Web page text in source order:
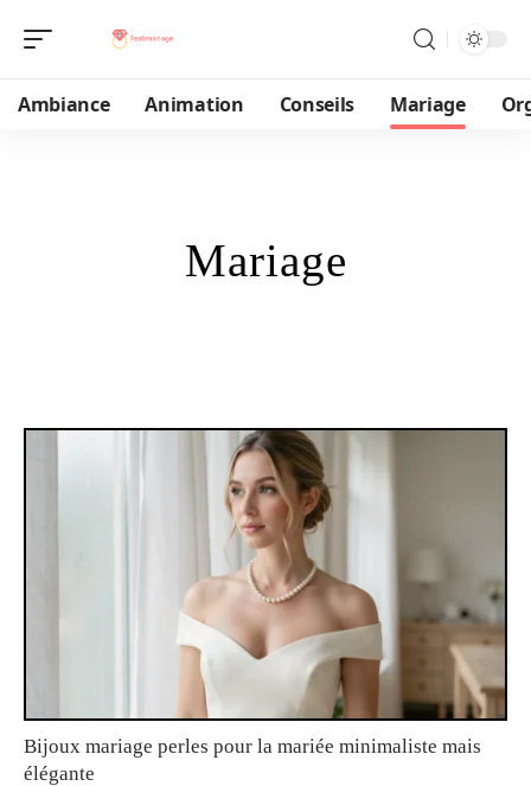
Ambiance Animation Conseils Mariage
Mariage
Bijoux mariage perles pour la mariée minimaliste mais
élégante